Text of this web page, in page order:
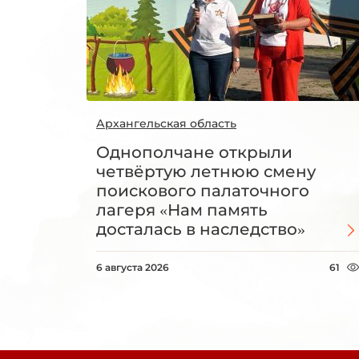
Архангельская область
Однополчане открыли
четвёртую летнюю смену
поискового палаточного
лагеря «Нам память
досталась в наследство»
6 августа 2026 61